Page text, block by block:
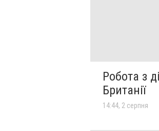
Робота з
Британії
14:44, 2 серпня